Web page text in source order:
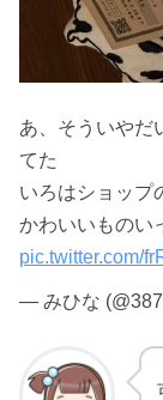
あ、そういやだ
てた
いろはショップ
かわいいものい
pic.twitter.com/
— みひな